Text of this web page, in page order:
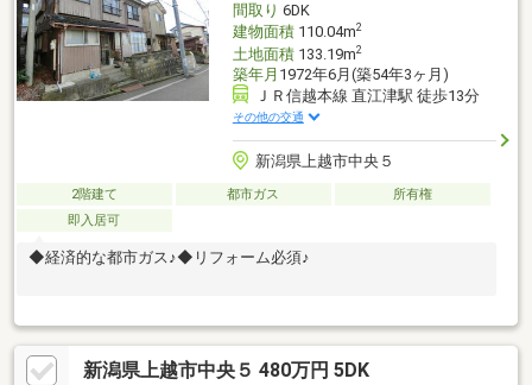
間取り 6DK
建物面積110.04m2
土地面積133.19m2
築年月 1972年6月(築54年3ヶ月)
ＪＲ信越本線 直江津駅 徒歩13分
その他の交通
新潟県上越市中央５
2階建て 都市ガス
所有権
即入居可
◆経済的な都市ガス♪◆リフォーム必須♪
新潟県上越市中央５ 480万円 5DK